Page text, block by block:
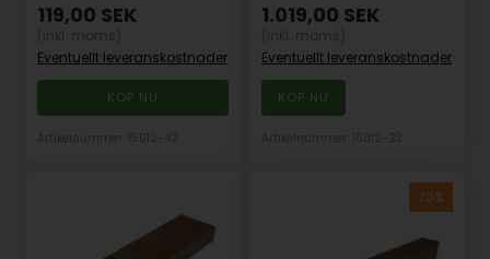
119,00 SEK
Eventuellt leveranskostnader
1.019,00 SEK
Eventuellt leveranskostnader